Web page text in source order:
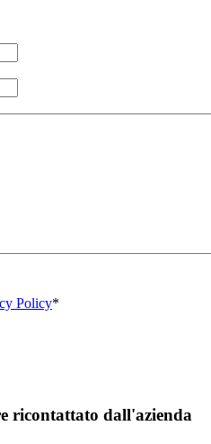
slash
MM
Policy*
ricontattato dall'azienda